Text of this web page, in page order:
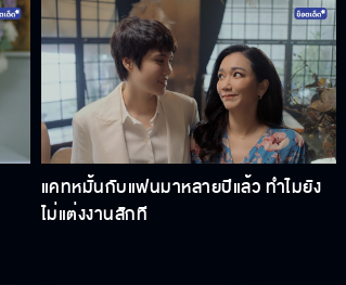
แคทหมั้นกับแฟนมาหลายปีแล้ว ทำไมยัง
ไม่แต่งงานสักที